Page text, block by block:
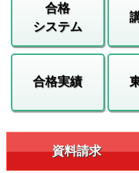
合格
システム
合格実績
資料請求